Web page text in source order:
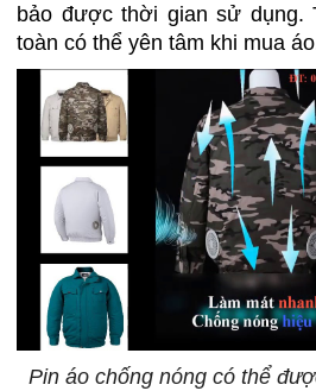
bảo được thời gian sử dụng.
toàn có thể yên tâm khi mua
Pin áo chống nóng có thể